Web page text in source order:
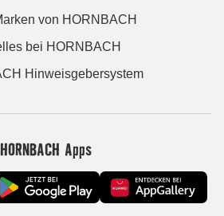
von HORNBACH
bei HORNBACH
Hinweisgebersystem
HORNBACH Apps